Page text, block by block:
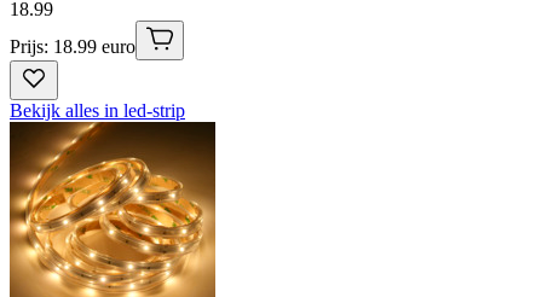
18.99
Prijs: 18.99 euro
Bekijk alles in led-strip